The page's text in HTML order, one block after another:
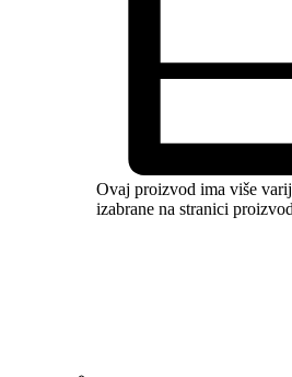
Ovaj proizvod ima više
izabrane na stranici